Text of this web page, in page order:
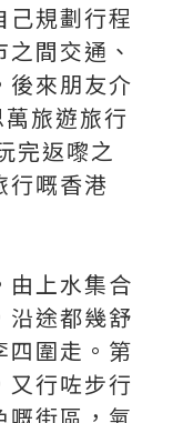
規劃行程
間交通、
後來朋友介
旅遊旅行
完返嚟之
行嘅香港
由上水集合
沿途都幾舒
四圍走。第
又行咗步行